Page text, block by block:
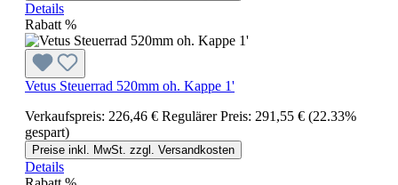
Details
Rabatt %
Vetus Steuerrad 520mm oh. Kappe 1'
Verkaufspreis: 226,46 € Regulärer Preis: 291,55 € (22.33%
gespart)
Preise inkl. MwSt. zzgl. Versandkosten
Details